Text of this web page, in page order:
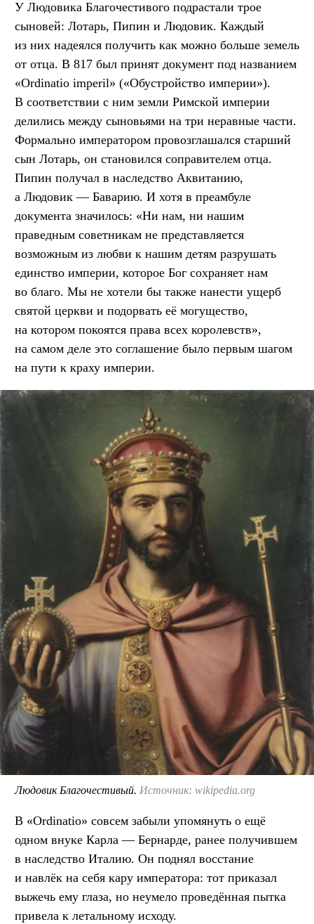
У Людовика Благочестивого подрастали трое
сыновей: Лотарь, Пипин и Людовик. Каждый
из них надеялся получить как можно больше земель
от отца. В 817 был принят документ под названием
«Ordinatio imperil» («Обустройство империи»).
В соответствии с ним земли Римской империи
делились между сыновьями на три неравные части.
Формально императором провозглашался старший
сын Лотарь, он становился соправителем отца.
Пипин получал в наследство Аквитанию,
а Людовик — Баварию. И хотя в преамбуле
документа значилось: «Ни нам, ни нашим
праведным советникам не представляется
возможным из любви к нашим детям разрушать
единство империи, которое Бог сохраняет нам
во благо. Мы не хотели бы также нанести ущерб
святой церкви и подорвать её могущество,
на котором покоятся права всех королевств»,
на самом деле это соглашение было первым шагом
на пути к краху империи.
Людовик Благочестивый. Источник: wikipedia.org
В «Ordinatio» совсем забыли упомянуть о ещё
одном внуке Карла — Бернарде, ранее получившем
в наследство Италию. Он поднял восстание
и навлёк на себя кару императора: тот приказал
выжечь ему глаза, но неумело проведённая пытка
привела к летальному исходу.